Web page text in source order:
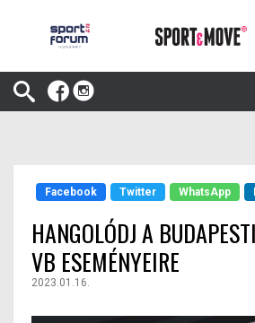
Facebook Twitter WhatsApp
HANGOLÓDJ A
VB ESEMÉNYEIRE
2023.01.16.